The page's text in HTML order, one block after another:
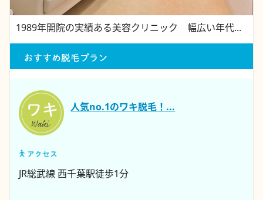
1989年開院の実績ある美容クリニック 幅広い年代...
人気no.1のワキ脱毛！...
JR総武線 西千葉駅徒歩1分